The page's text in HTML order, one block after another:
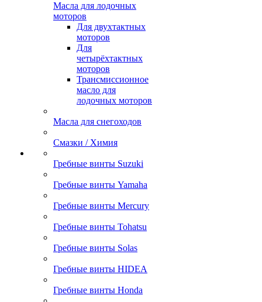
Масла для лодочных
моторов
Для двухтактных
моторов
Для
четырёхтактных
моторов
Трансмиссионное
масло для
лодочных моторов
Масла для снегоходов
Смазки / Химия
Гребные винты Suzuki
Гребные винты Yamaha
Гребные винты Mercury
Гребные винты Tohatsu
Гребные винты Solas
Гребные винты HIDEA
Гребные винты Honda